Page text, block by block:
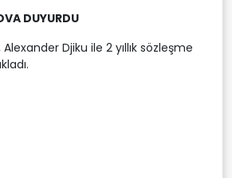
DUYURDU
Djiku ile 2 yıllık sözleşme